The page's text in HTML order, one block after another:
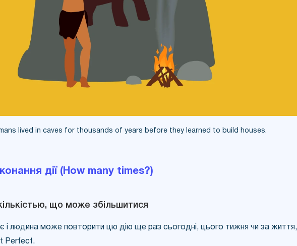
lived in caves for thousands of years before they learned to build houses.
дії (How many times?)
що може збільшитися
і людина може повторити цю дію ще раз сьогодні, цього тижня чи за життя,
Perfect.